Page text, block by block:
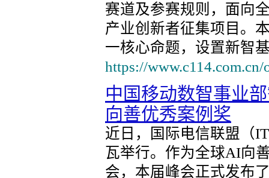
赛道及参赛规则，面向
产业创新者征集项目。
一核心命题，设置新智
https://
中国移动数智事业
向善优秀案例奖
近日，国际电信联盟（
瓦举行。作为全球AI向
会，本届峰会正式发布